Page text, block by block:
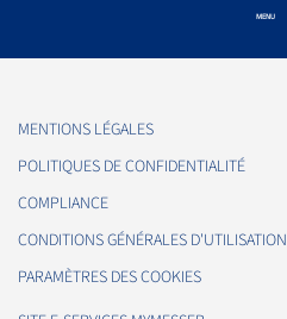
MENTIONS LÉGALES
POLITIQUES DE CONFIDENTIALITÉ
COMPLIANCE
CONDITIONS GÉNÉRALES D'UTILISATION
PARAMÈTRES DES COOKIES